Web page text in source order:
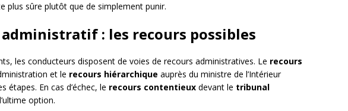
plus sûre plutôt que de simplement punir.
: les recours possibles
les conducteurs disposent de voies de recours administratives. Le recours
et le recours hiérarchique auprès du ministre de l’Intérieur
étapes. En cas d’échec, le recours contentieux devant le tribunal
option.